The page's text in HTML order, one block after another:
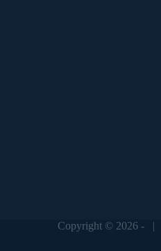
Copyright © 2026 - |